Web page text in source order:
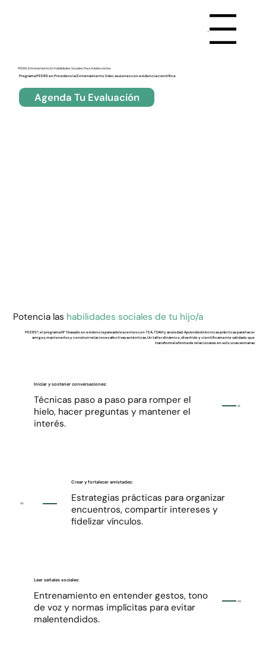
Menu
PEERS: Entrenamiento En Habilidades Sociales Para Adolescentes
Programa PEERS en Providencia: Entrenamiento líder, sesiones con evidencia científica
Agenda Tu Evaluación
Potencia las habilidades sociales de tu hijo/a
PEERS®, el programa Nº 1 basado en evidencia para adolescentes conTEA, TDAH y ansiedad.Aprenderá técnicas prácticas para hacer
amigos, mantenerlos y construir relaciones afectivas auténticas. Un taller dinámico, divertido y científicamente validado que
transforma la forma de relacionarse en solo unas semanas
Iniciar y sostener conversaciones:
Técnicas paso a paso para romper el
hielo, hacer preguntas y mantener el
interés.
01
02
Crear y fortalecer amistades:
Estrategias prácticas para organizar
encuentros, compartir intereses y
fidelizar vínculos.
Leer señales sociales:
Entrenamiento en entender gestos, tono
de voz y normas implícitas para evitar
malentendidos.
03